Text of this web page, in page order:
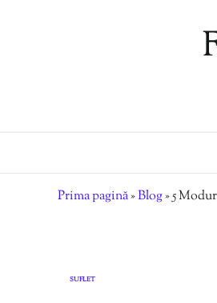
Prima pagină»Blog»5
SUFLET